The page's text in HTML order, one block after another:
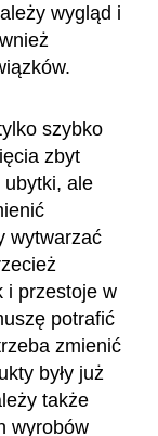
wygląd i
szybko
zbyt
ale
wytwarzać
i przestoje w
potrafić
zmienić
były już
także
wyrobów